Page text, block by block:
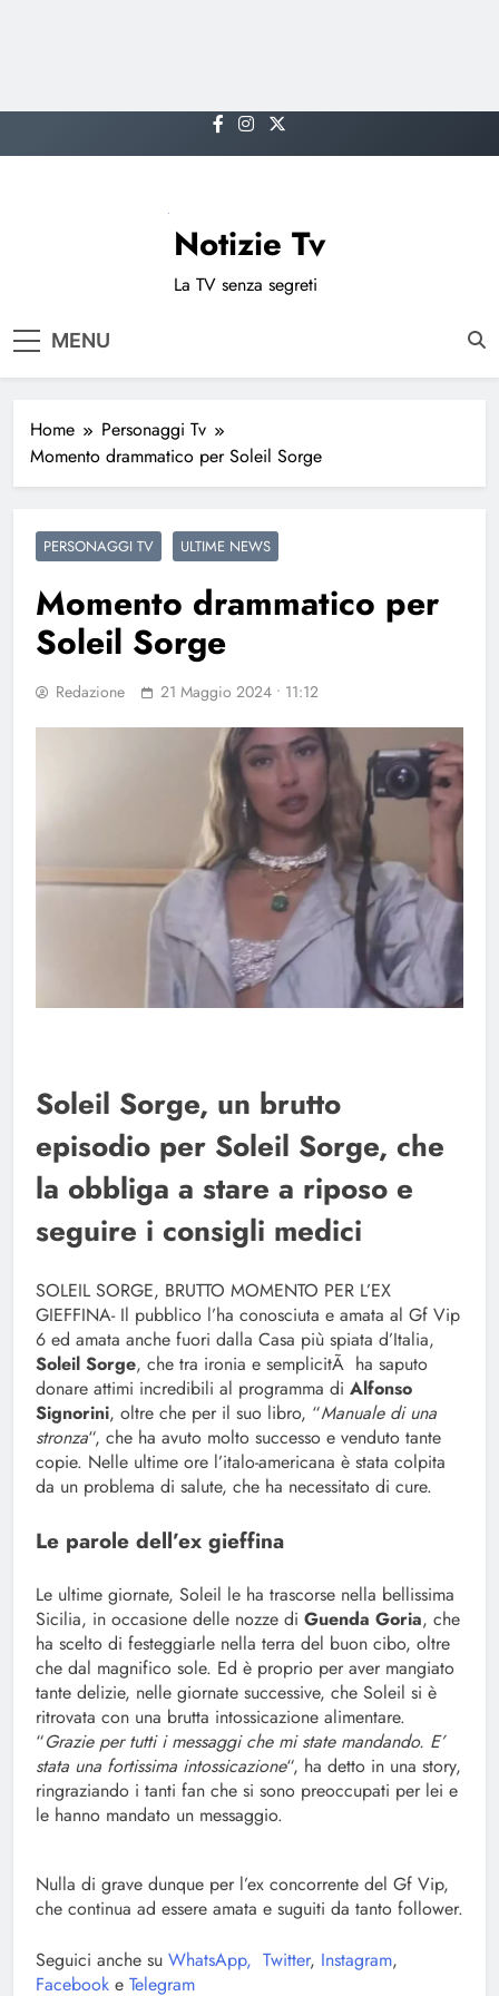
to
Notizie Tv
La TV senza segreti
MENU
Home
Personaggi Tv
Momento drammatico per Soleil Sorge
PERSONAGGI TV ULTIME NEWS
Momento drammatico per
Soleil Sorge
Redazione 21 Maggio 2024 • 11:12
Soleil Sorge, un brutto
episodio per Soleil Sorge, che
la obbliga a stare a riposo e
seguire i consigli medici
SOLEIL SORGE, BRUTTO MOMENTO PER L’EX
GIEFFINA- Il pubblico l’ha conosciuta e amata al Gf Vip
6 ed amata anche fuori dalla Casa più spiata d’Italia,
Soleil Sorge, che tra ironia e semplicitÃ ha saputo
donare attimi incredibili al programma di Alfonso
Signorini, oltre che per il suo libro, “Manuale di una
stronza“, che ha avuto molto successo e venduto tante
copie. Nelle ultime ore l’italo-americana è stata colpita
da un problema di salute, che ha necessitato di cure.
Le parole dell’ex gieffina
Le ultime giornate, Soleil le ha trascorse nella bellissima
Sicilia, in occasione delle nozze di Guenda Goria, che
ha scelto di festeggiarle nella terra del buon cibo, oltre
che dal magnifico sole. Ed è proprio per aver mangiato
tante delizie, nelle giornate successive, che Soleil si è
ritrovata con una brutta intossicazione alimentare.
“Grazie per tutti i messaggi che mi state mandando. E’
stata una fortissima intossicazione“, ha detto in una story,
ringraziando i tanti fan che si sono preoccupati per lei e
le hanno mandato un messaggio.
Nulla di grave dunque per l’ex concorrente del Gf Vip,
che continua ad essere amata e suguiti da tanto follower.
Seguici anche su WhatsApp, Twitter, Instagram,
Facebook e Telegram